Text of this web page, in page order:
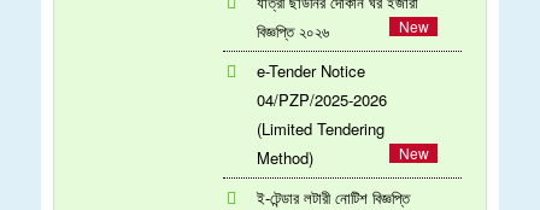
বিজ্ঞপ্তি ২০২৬
e-Tender Notice
04/PZP/2025-2026
(Limited Tendering
Method)
ই-টেন্ডার লটারী নোটিশ বিজ্ঞপ্তি